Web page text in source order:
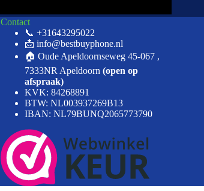
Contact
📞 +31643295022
📩 info@bestbuyphone.nl
🏠 Oude Apeldoornseweg 45-067 ,
7333NR Apeldoorn(open op
afspraak)
KVK: 84268891
BTW: NL003937269B13
IBAN: NL79BUNQ2065773790